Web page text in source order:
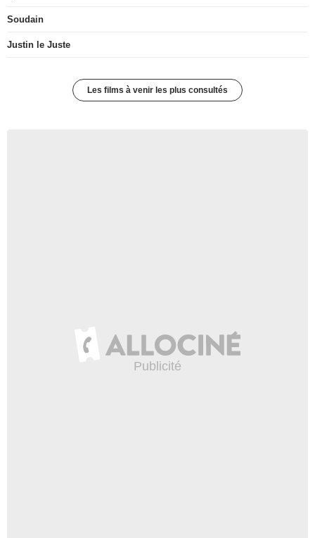
Soudain
Justin le Juste
Les films à venir les plus consultés